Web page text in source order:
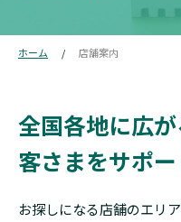
ホーム 店舗案内
全国各地に広
客さまをサポー
お探しになる店舗のエリ